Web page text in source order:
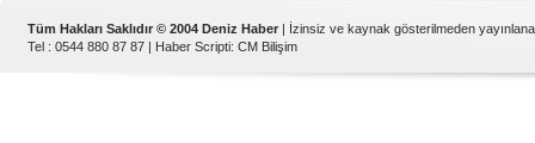
Tüm Hakları Saklıdır © 2004 Deniz Haber | İzinsiz ve kaynak gösterilmeden
Tel : 0544 880 87 87 | Haber Scripti: CM Bilişim